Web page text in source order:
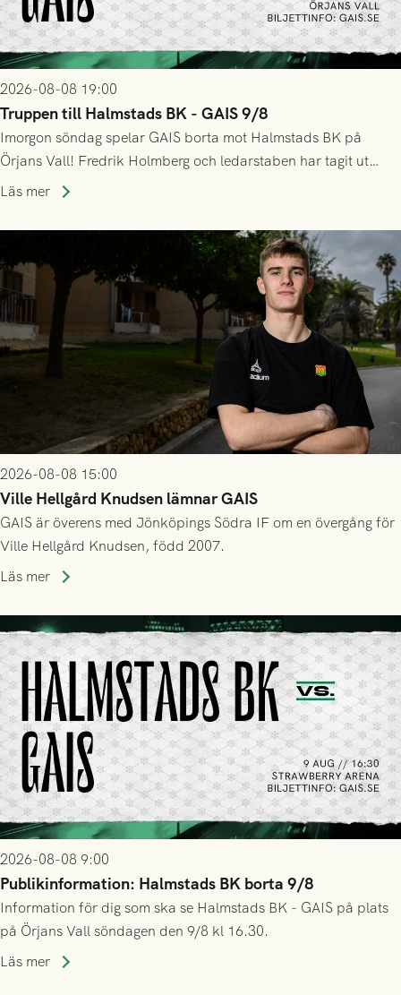
2026-08-08 19:00
Truppen till Halmstads BK - GAIS 9/8
Imorgon söndag spelar GAIS borta mot Halmstads BK på
Örjans Vall! Fredrik Holmberg och ledarstaben har tagit ut
följande trupp till matchen:
Läs mer
2026-08-08 15:00
Ville Hellgård Knudsen lämnar GAIS
GAIS är överens med Jönköpings Södra IF om en övergång för
Ville Hellgård Knudsen, född 2007.
Läs mer
2026-08-08 9:00
Publikinformation: Halmstads BK borta 9/8
Information för dig som ska se Halmstads BK - GAIS på plats
på Örjans Vall söndagen den 9/8 kl 16.30.
Läs mer